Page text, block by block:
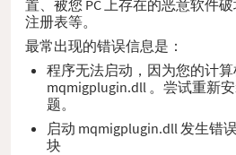
置、被您 PC 上存在的恶意软件
注册表等。
最常出现的错误信息是：
程序无法启动，因为您的计
mqmigplugin.dll 。尝试重新
题。
启动 mqmigplugin.dll 发生错
块